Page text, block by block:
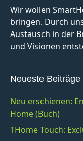
Wir wollen
bringen. Durch
Austausch in der
und Visionen
Neueste Beiträge
Neu erschienen:
Home (Buch)
1Home Touch: